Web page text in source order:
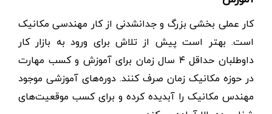
کار عملی بخشی بزرگ و جدانشدنی از کار مهندسی مکانیک
است. بهتر است پیش از تلاش برای ورود به بازار کار
داوطلبان حداقل ۴ سال زمان برای آموزش و کسب مهارت
در حوزه مکانیک زمان صرف کنند. دوره‌های آموزشی موجود
مهندس مکانیک را آبدیده کرده و برای کسب موقعیت‌های